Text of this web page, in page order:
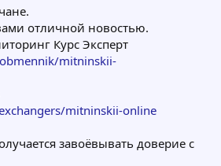
отличной новостью.
Курс Эксперт
mitninskii-
mitninskii-online
завоёвывать доверие с